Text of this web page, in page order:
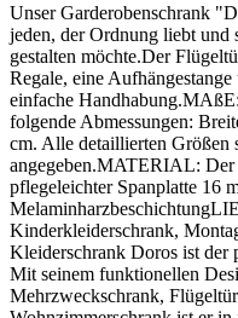
Unser Garderobenschrank
jeden, der Ordnung liebt und
gestalten möchte.Der
Regale, eine
einfache
folgende Abmessungen:
cm. Alle detaillierten Größen
angegeben.MATERIAL: Der
pflegeleichter Spanplatte 16
Kinderkleiderschrank,
Kleiderschrank Doros ist der
Mit seinem funktionellen
Mehrzweckschrank,